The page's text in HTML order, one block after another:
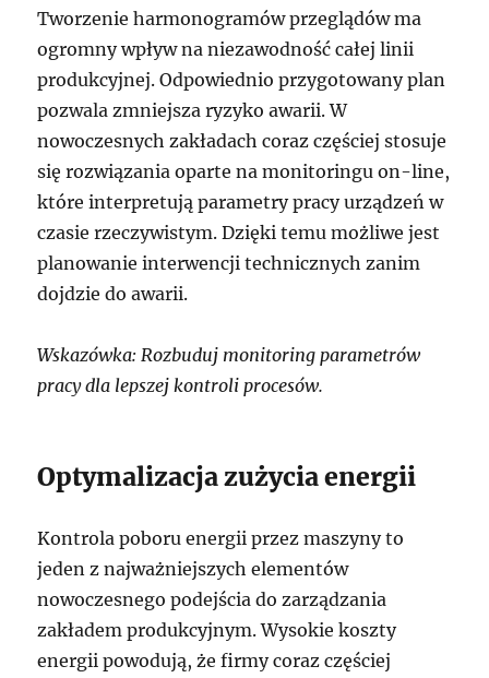
Tworzenie harmonogramów przeglądów ma
ogromny wpływ na niezawodność całej linii
produkcyjnej. Odpowiednio przygotowany plan
pozwala zmniejsza ryzyko awarii. W
nowoczesnych zakładach coraz częściej stosuje
się rozwiązania oparte na monitoringu on-line,
które interpretują parametry pracy urządzeń w
czasie rzeczywistym. Dzięki temu możliwe jest
planowanie interwencji technicznych zanim
dojdzie do awarii.
Wskazówka: Rozbuduj monitoring parametrów
pracy dla lepszej kontroli procesów.
Optymalizacja zużycia energii
Kontrola poboru energii przez maszyny to
jeden z najważniejszych elementów
nowoczesnego podejścia do zarządzania
zakładem produkcyjnym. Wysokie koszty
energii powodują, że firmy coraz częściej